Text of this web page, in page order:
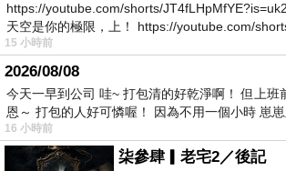
https://youtube.com/shorts/
天空是你的極限，上！ https://youtube.com/
15 小時前
2026/08/08
今天一早到公司 哇~ 打包清的好乾淨啊！ 但上班
恩～ 打包的人好可憐喔！ 因為不用一個小時 崽
16 小時前
柒參肆▎老宅2／後記